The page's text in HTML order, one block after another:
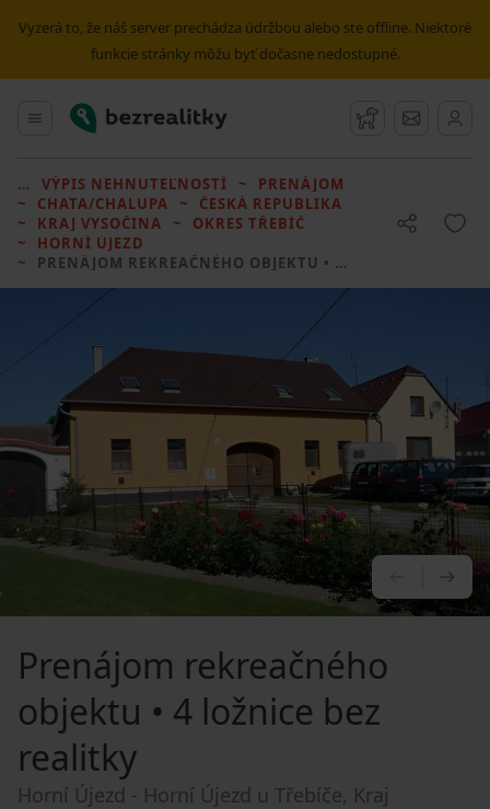
Vyzerá to, že náš server prechádza údržbou alebo ste offline. Niektoré
funkcie stránky môžu byť dočasne nedostupné.
Hlavné menu
Bezrealitky Strážny pes
Správy
VÝPIS NEHNUTEĽNOSTÍ
PRENÁJOM
CHATA/CHALUPA
ČESKÁ REPUBLIKA
KRAJ VYSOČINA
OKRES TŘEBÍČ
HORNÍ ÚJEZD
PRENÁJOM REKREAČNÉHO OBJEKTU • 4 LOŽNICE BEZ REALITKY
Prenájom rekreačného
objektu • 4 ložnice bez
realitky
Horní Újezd - Horní Újezd u Třebíče, Kraj